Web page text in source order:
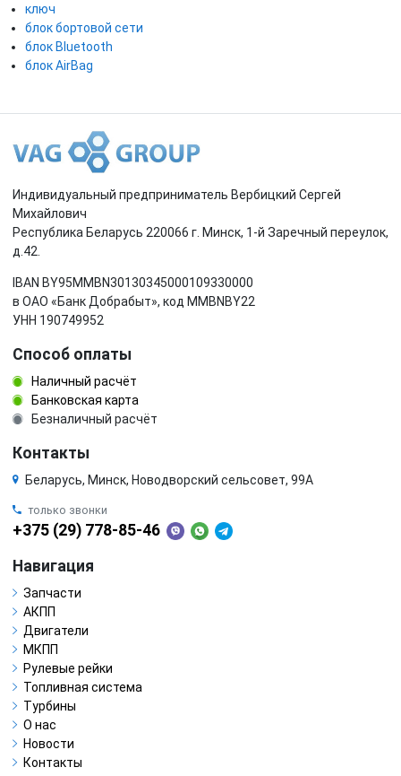
ключ
блок бортовой сети
блок Bluetooth
блок AirBag
Индивидуальный предприниматель Вербицкий Сергей
Михайлович
Республика Беларусь 220066 г. Минск, 1-й Заречный переулок,
д.42.
IBAN BY95MMBN30130345000109330000
в ОАО «Банк Добрабыт», код MMBNBY22
УНН 190749952
Способ оплаты
Наличный расчёт
Банковская карта
Безналичный расчёт
Контакты
Беларусь, Минск, Новодворский сельсовет, 99А
только звонки
+375 (29) 778-85-46
Навигация
Запчасти
АКПП
Двигатели
МКПП
Рулевые рейки
Топливная система
Турбины
О нас
Новости
Контакты